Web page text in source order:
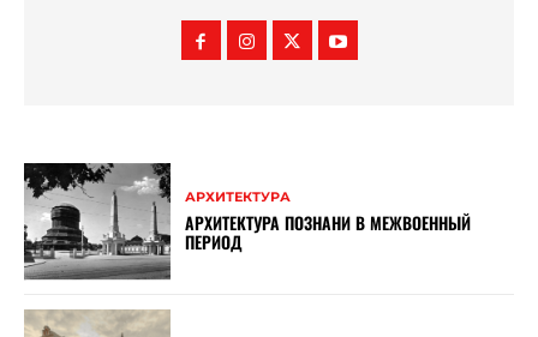
АРХИТЕКТУРА
АРХИТЕКТУРА ПОЗНАНИ В МЕЖВОЕННЫЙ
ПЕРИОД